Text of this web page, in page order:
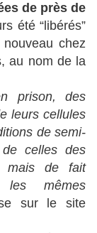
de près de
été “libérés”
chez
au nom de la
prison, des
leurs cellules
de semi-
celles des
mais de fait
mêmes
sur le site